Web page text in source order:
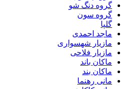
گروه دنگ شو
گروه سون
گلپا
ماجد احمدی
مازیار شهسواری
مازیار فلاحی
ماکان باند
ماکان بند
مانی رهنما